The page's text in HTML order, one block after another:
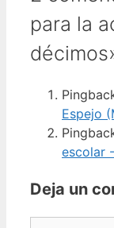
para la
Espejo
escolar
Deja un